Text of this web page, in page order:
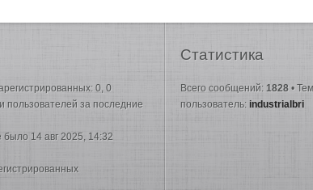
0, 0
пользователей за последние
14 авг 2025, 14:32
Статистика
Всего сообщений: 1828 •
пользователь: industrialbri